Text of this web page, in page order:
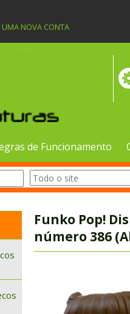
UMA NOVA CONTA
de Funcionamento
Funko Pop!
número 386